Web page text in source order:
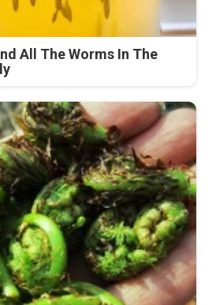
All The Worms In The